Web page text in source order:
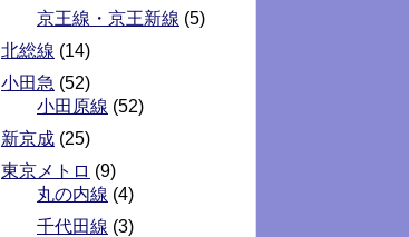
京王線・京王新線 (5)
北総線 (14)
小田急 (52)
小田原線 (52)
新京成 (25)
東京メトロ (9)
丸の内線 (4)
千代田線 (3)